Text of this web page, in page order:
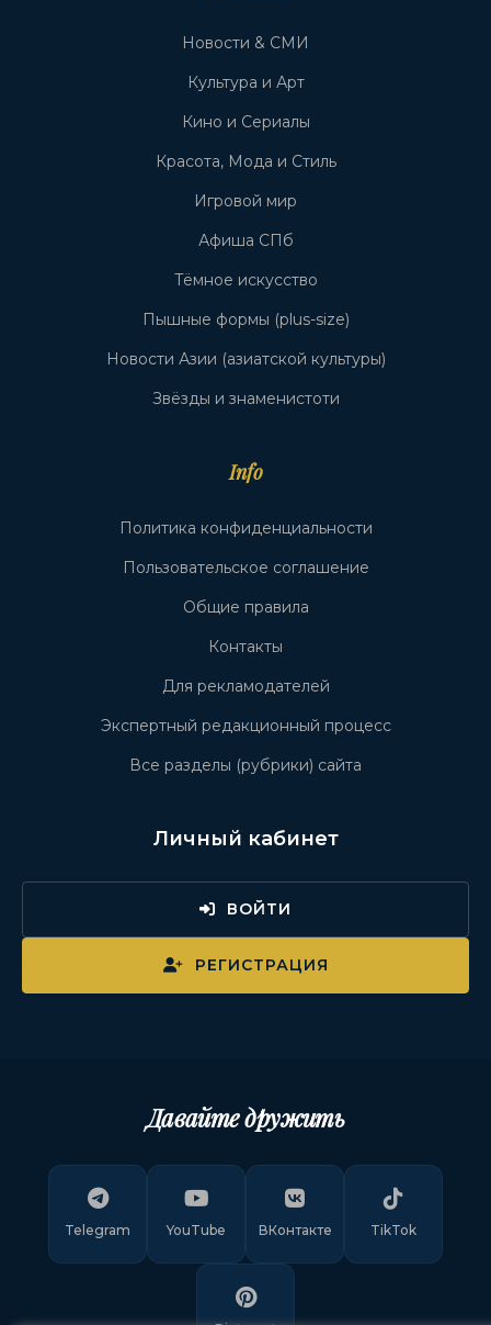
Новости & СМИ
Культура и Арт
Кино и Сериалы
Красота, Мода и Стиль
Игровой мир
Афиша СПб
Тёмное искусство
Пышные формы (plus-size)
Новости Азии (азиатской культуры)
Звёзды и знаменистоти
Info
Политика конфиденциальности
Пользовательское соглашение
Общие правила
Контакты
Для рекламодателей
Экспертный редакционный процесс
Все разделы (рубрики) сайта
Личный кабинет
ВОЙТИ
РЕГИСТРАЦИЯ
Давайте дружить
Telegram YouTube ВКонтакте TikTok